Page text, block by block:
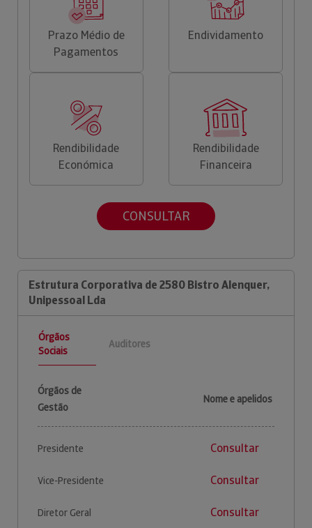
Prazo Médio de
Pagamentos
Endividamento
Rendibilidade
Económica
Rendibilidade
Financeira
CONSULTAR
Estrutura Corporativa de 2580 Bistro Alenquer,
Unipessoal Lda
Órgãos
Sociais
Auditores
Órgãos de
Gestão
Nome e apelidos
Presidente Consultar
Vice-Presidente Consultar
Diretor Geral Consultar